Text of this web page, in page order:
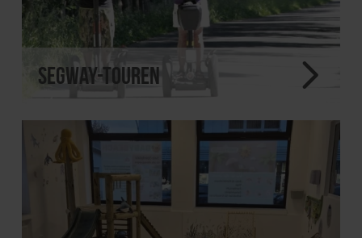
Segway-Touren